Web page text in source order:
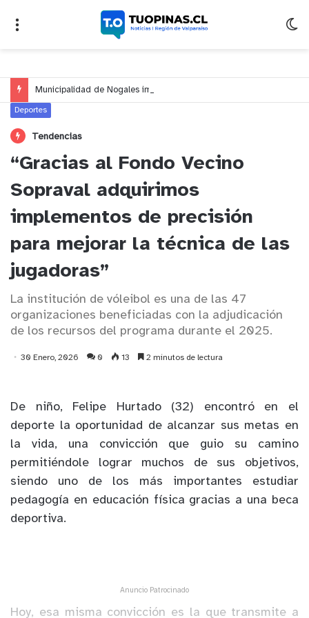
Deportes
Tendencias
“Gracias al Fondo Vecino
Sopraval adquirimos
implementos de precisión
para mejorar la técnica de las
jugadoras”
La institución de vóleibol es una de las 47
organizaciones beneficiadas con la adjudicación
de los recursos del programa durante el 2025.
30 Enero, 2026 0 13 2 minutos de lectura
De niño, Felipe Hurtado (32) encontró en el
deporte la oportunidad de alcanzar sus metas en
la vida, una convicción que guio su camino
permitiéndole lograr muchos de sus objetivos,
siendo uno de los más importantes estudiar
pedagogía en educación física gracias a una beca
deportiva.
Anuncio Patrocinado
Hoy, esa misma convicción es la que transmite a